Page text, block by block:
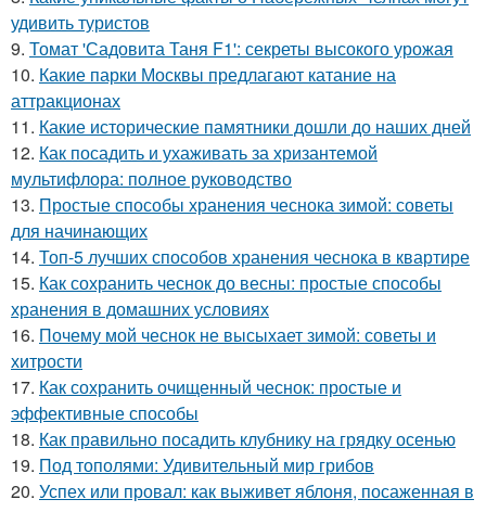
удивить туристов
9. Томат 'Садовита Таня F1': секреты высокого урожая
10. Какие парки Москвы предлагают катание на
аттракционах
11. Какие исторические памятники дошли до наших дней
12. Как посадить и ухаживать за хризантемой
мультифлора: полное руководство
13. Простые способы хранения чеснока зимой: советы
для начинающих
14. Топ-5 лучших способов хранения чеснока в квартире
15. Как сохранить чеснок до весны: простые способы
хранения в домашних условиях
16. Почему мой чеснок не высыхает зимой: советы и
хитрости
17. Как сохранить очищенный чеснок: простые и
эффективные способы
18. Как правильно посадить клубнику на грядку осенью
19. Под тополями: Удивительный мир грибов
20. Успех или провал: как выживет яблоня, посаженная в